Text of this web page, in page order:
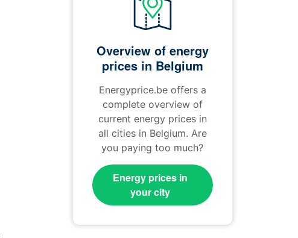
Overview of energy
prices in Belgium
Energyprice.be offers a
complete overview of
current energy prices in
all cities in Belgium. Are
you paying too much?
Energy prices in
your city